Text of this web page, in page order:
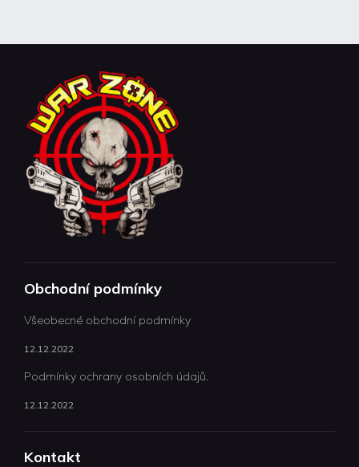
Obchodní podmínky
Všeobecné obchodní podmínky
12.12.2022
Podmínky ochrany osobních údajů.
12.12.2022
Kontakt